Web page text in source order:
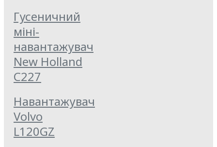
Гусеничний
міні-
навантажувач
New Holland
C227
Навантажувач
Volvo
L120GZ